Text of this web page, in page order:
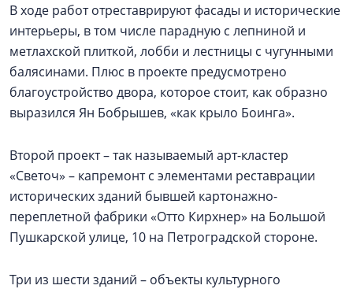
В ходе работ отреставрируют фасады и исторические
интерьеры, в том числе парадную с лепниной и
метлахской плиткой, лобби и лестницы с чугунными
балясинами. Плюс в проекте предусмотрено
благоустройство двора, которое стоит, как образно
выразился Ян Бобрышев, «как крыло Боинга».
Второй проект – так называемый арт-кластер
«Светоч» – капремонт с элементами реставрации
исторических зданий бывшей картонажно-
переплетной фабрики «Отто Кирхнер» на Большой
Пушкарской улице, 10 на Петроградской стороне.
Три из шести зданий – объекты культурного